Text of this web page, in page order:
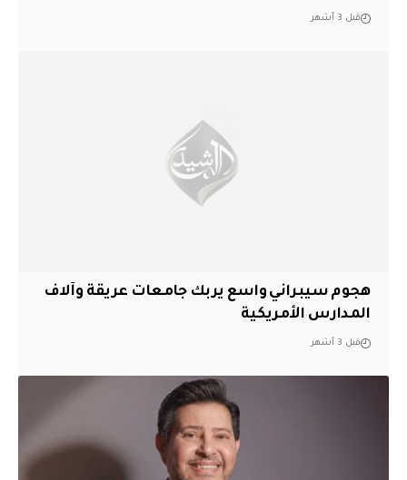
قبل 3 أشهر
هجوم سيبراني واسع يربك جامعات عريقة وآلاف
المدارس الأمريكية
قبل 3 أشهر